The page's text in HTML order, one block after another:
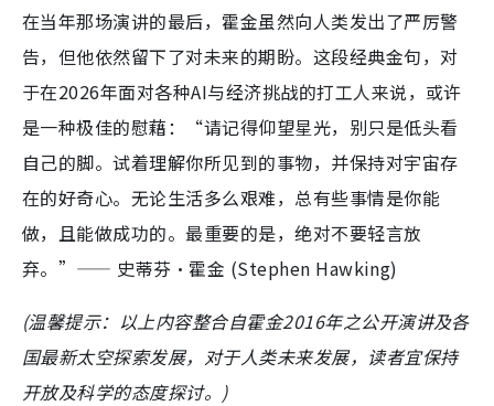
在当年那场演讲的最后，霍金虽然向人类发出了严厉警
告，但他依然留下了对未来的期盼。这段经典金句，对
于在2026年面对各种AI与经济挑战的打工人来说，或许
是一种极佳的慰藉：“请记得仰望星光，别只是低头看
自己的脚。试着理解你所见到的事物，并保持对宇宙存
在的好奇心。无论生活多么艰难，总有些事情是你能
做，且能做成功的。最重要的是，绝对不要轻言放
弃。”—— 史蒂芬·霍金 (Stephen Hawking)
(温馨提示：以上内容整合自霍金2016年之公开演讲及各
国最新太空探索发展，对于人类未来发展，读者宜保持
开放及科学的态度探讨。)